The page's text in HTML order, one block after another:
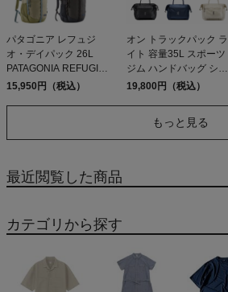
パタゴニア レフュジ
オ・デイパック 26L
PATAGONIA REFUGIO
DAY PACK 47914
15,950円（税込）
オン トラックパック ラ
イト 容量35L スポーツ
ジム ハンドバッグ ショ
ルダーバッグ デイリー
Track Pack 35L Lite
2way
19,800円（税込）
もっと見る
最近閲覧した商品
カテゴリから探す